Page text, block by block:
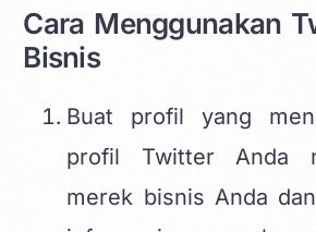
Cara Menggunakan
Bisnis
Buat profil yang
profil Twitter Anda
merek bisnis Anda